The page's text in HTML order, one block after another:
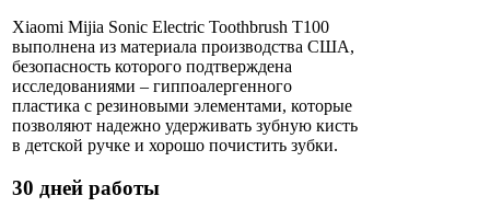
Xiaomi Mijia Sonic Electric Toothbrush T100
выполнена из материала производства США,
безопасность которого подтверждена
исследованиями – гиппоалергенного
пластика с резиновыми элементами, которые
позволяют надежно удерживать зубную кисть
в детской ручке и хорошо почистить зубки.
30 дней работы